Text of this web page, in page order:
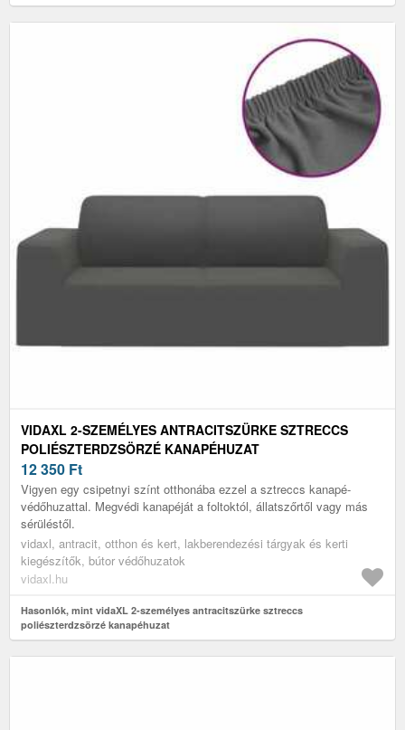
VIDAXL 2-SZEMÉLYES ANTRACITSZÜRKE SZTRECCS
POLIÉSZTERDZSÖRZÉ KANAPÉHUZAT
12 350 Ft
Vigyen egy csipetnyi színt otthonába ezzel a sztreccs kanapé-
védőhuzattal. Megvédi kanapéját a foltoktól, állatszőrtől vagy más
sérüléstől.
vidaxl, antracit, otthon és kert, lakberendezési tárgyak és kerti
kiegészítők, bútor védőhuzatok
vidaxl.hu
Hasonlók, mint vidaXL 2-személyes antracitszürke sztreccs
poliészterdzsörzé kanapéhuzat